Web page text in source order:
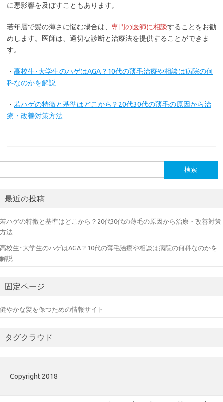
に悪影響を及ぼすこともあります。
若年層で髪の薄さに悩む場合は、 専門の医師に相談することをお勧
めします。医師は、適切な診断と治療法を提供することができま
す。
・ 高校生･大学生のハゲはAGA？10代の薄毛治療や相談は病院の何
科なのかを解説
・ 若ハゲの特徴と基準はどこから？20代30代の薄毛の原因から治
療・改善対策方法
索:
最近の投稿
若ハゲの特徴と基準はどこから？20代30代の薄毛の原因から治療・改善対策
方法
高校生･大学生のハゲはAGA？10代の薄毛治療や相談は病院の何科なのかを
解説
固定ページ
健やかな髪を保つための情報サイト
タグクラウド
Copyright 2018